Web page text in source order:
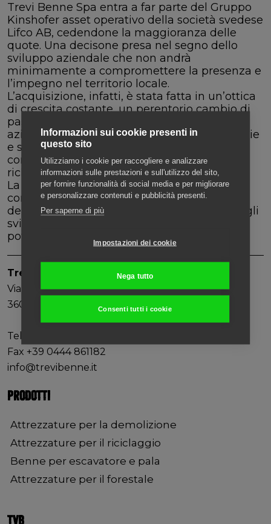
Trevi Benne Spa entra a far parte del Gruppo
Kinshofer asset operativo della società svedese
Lifco AB, cedendone la maggioranza delle
quote. Una decisone presa nel segno dello
sviluppo aziendale che non andrà
minimamente a compromettere la presenza e
l’impegno nel territorio locale.
L’acquisizione, infatti, è stata fatta in un’ottica
di crescita costante, un perentorio cambio di
passo che riguarda non solo le dimensioni
aziendali ma anche l’utilizzo di nuove sinergie
e strategie di gruppo dove efficienza e
competitività vadano di pari passo con le
richieste di mercato.
La concentrazione di conoscenze e
competenze, in particolare nel settore delle
demolizioni, formerà un potente centro per gli
sviluppi futuri da cui i clienti Trevi Benne
potranno solo trarre benefici.
Trevi Benne S.p.A.
Via Bergoncino, 18
36025, Noventa Vicentina (VI)
Tel +39 0444 760773
Fax +39 0444 861182
info@trevibenne.it
PRODOTTI
Attrezzature per la demolizione
Attrezzature per il riciclaggio
Benne per escavatore e pala
Attrezzature per il forestale
TVB
Informazioni sui cookie presenti in
questo sito
Utilizziamo i cookie per raccogliere e analizzare
informazioni sulle prestazioni e sull'utilizzo del sito,
per fornire funzionalità di social media e per migliorare
e personalizzare contenuti e pubblicità presenti.
Per saperne di più
Impostazioni dei cookie
Nega tutto
Consenti tutti i cookie